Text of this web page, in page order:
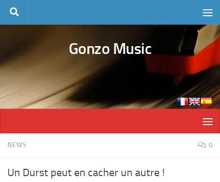
Skip to content
Gonzo Music
NEWS 0
Un Durst peut en cacher un autre !